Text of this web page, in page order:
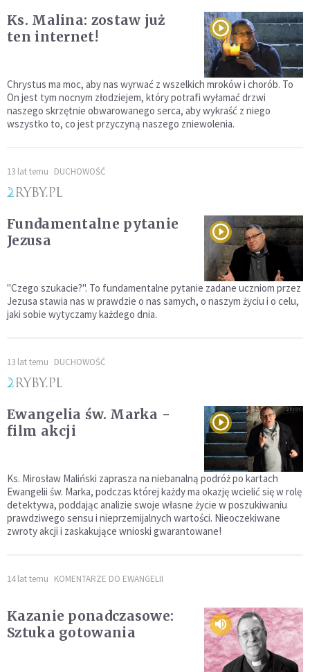
Ks. Malina: zostaw już
ten internet!
Chrystus ma moc, aby nas wyrwać z wszelkich mroków i chorób. To
On jest tym nocnym złodziejem, który potrafi wyłamać drzwi
naszego skrzętnie obwarowanego serca, aby wykraść z niego
wszystko to, co jest przyczyną naszego zniewolenia.
13 lat temu DUCHOWOŚĆ
Fundamentalne pytanie
Jezusa
"Czego szukacie?". To fundamentalne pytanie zadane uczniom przez
Jezusa stawia nas w prawdzie o nas samych, o naszym życiu i o celu,
jaki sobie wytyczamy każdego dnia.
13 lat temu DUCHOWOŚĆ
Ewangelia św. Marka -
film akcji
Ks. Mirosław Maliński zaprasza na niebanalną podróż po kartach
Ewangelii św. Marka, podczas której każdy ma okazję wcielić się w rolę
detektywa, poddając analizie swoje własne życie w poszukiwaniu
prawdziwego sensu i nieprzemijalnych wartości. Nieoczekiwane
zwroty akcji i zaskakujące wnioski gwarantowane!
14 lat temu KOMENTARZE DO EWANGELII
Kazanie ponadczasowe:
Sztuka gotowania